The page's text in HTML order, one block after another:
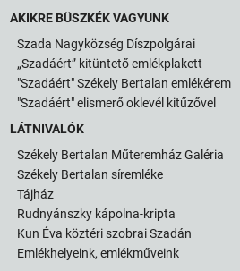
AKIKRE BÜSZKÉK VAGYUNK
Szada Nagyközség Díszpolgárai
„Szadáért” kitüntető emlékplakett
"Szadáért" Székely Bertalan emlékérem
"Szadáért" elismerő oklevél kitűzővel
LÁTNIVALÓK
Székely Bertalan Műteremház Galéria
Székely Bertalan síremléke
Tájház
Rudnyánszky kápolna-kripta
Kun Éva köztéri szobrai Szadán
Emlékhelyeink, emlékműveink